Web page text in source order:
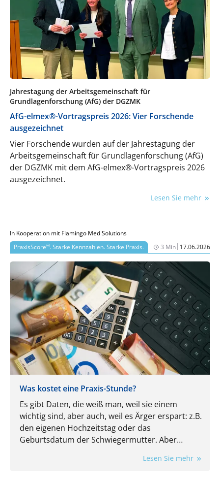
Jahrestagung der Arbeitsgemeinschaft für
Grundlagenforschung (AfG) der DGZMK
AfG-elmex®-Vortragspreis 2026: Vier Forschende
ausgezeichnet
Vier Forschende wurden auf der Jahrestagung der
Arbeitsgemeinschaft für Grundlagenforschung (AfG)
der DGZMK mit dem AfG-elmex®-Vortragspreis 2026
ausgezeichnet.
Lesen Sie mehr
In Kooperation mit Flamingo Med Solutions
PraxisScore®. Starke Kennzahlen. Starke Praxis. 3 Min| 17.06.2026
Was kostet eine Praxis-Stunde?
Es gibt Daten, die weiß man, weil sie einem
wichtig sind, aber auch, weil es Ärger erspart: z.B.
den eigenen Hochzeitstag oder das
Geburtsdatum der Schwiegermutter. Aber
Ihrer Praxis? Auch die sind wichtig und auch die
Lesen Sie mehr